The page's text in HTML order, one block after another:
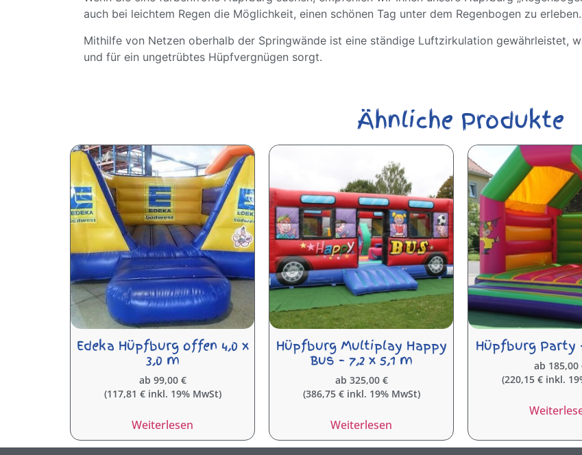
auch bei leichtem Regen die Möglichkeit, einen schönen Tag unter dem Regenbogen zu erleben.
Mithilfe von Netzen oberhalb der Springwände ist eine ständige Luftzirkulation gewährleistet,
und für ein ungetrübtes Hüpfvergnügen sorgt.
Ähnliche Produkte
Edeka Hüpfburg offen 4,0 x
3,0 m
ab 99,00 €
(117,81 €inkl. 19% MwSt)
Weiterlesen
Hüpfburg Multiplay Happy
Bus – 7,2 x 5,1 m
ab 325,00 €
(386,75 €inkl. 19% MwSt)
Weiterlesen
Hüpfburg Party
ab 185,00
(220,15 €inkl.